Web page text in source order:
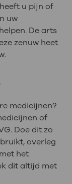
u pijn of
uw
De arts
zenuw heet
medicijnen?
of
Doe dit zo
overleg
het
dit altijd met